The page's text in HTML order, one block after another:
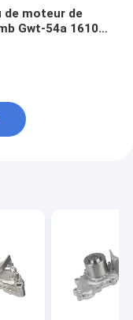
de moteur de
Gwt-54a 16100-